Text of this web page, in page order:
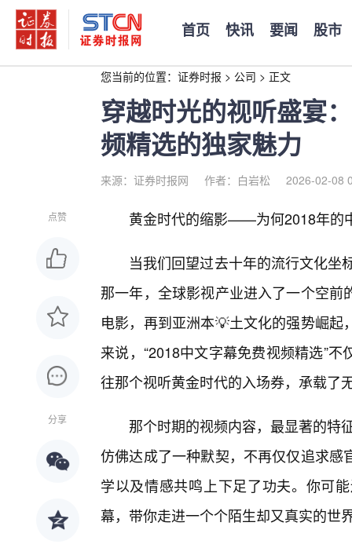
首页 快讯 要闻 股市
您当前的位置： 证券时报 > 公司 > 正文
穿越时光的视听盛宴
频精选的独家魅力
来源：证券时报网 作者：白岩松 2026-02-08
点赞
分享
黄金时代的缩影——为何2018年的
当我们回望过去十年的流行文化坐
那一年，全球影视产业进入了一个空
电影，再到亚洲本💡土文化的强势崛
来说，“2018中文字幕免费视频精选”
往那个视听黄金时代的入场券，承载了
那个时期的视频内容，最显著的特
仿佛达成了一种默契，不再仅仅追求
学以及情感共鸣上下足了功夫。你可
幕，带你走进一个个陌生却又真实的世